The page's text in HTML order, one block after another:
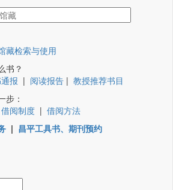
藏检索与使用
书？
报 | 阅读报告 | 教授推荐书目
步：
借阅制度 | 借阅方法
| 昌平工具书、期刊预约